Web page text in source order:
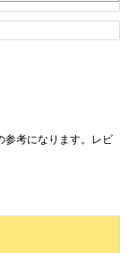
参考になります。レビ